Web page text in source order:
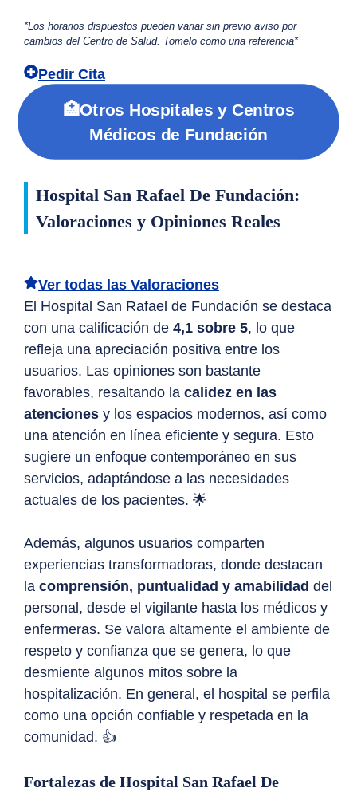
*Los horarios dispuestos pueden variar sin previo aviso por
cambios del Centro de Salud. Tomelo como una referencia*
Pedir Cita
🏥Otros Hospitales y Centros
Médicos de Fundación
Hospital San Rafael De Fundación:
Valoraciones y Opiniones Reales
Ver todas las Valoraciones
El Hospital San Rafael de Fundación se destaca
con una calificación de 4,1 sobre 5, lo que
refleja una apreciación positiva entre los
usuarios. Las opiniones son bastante
favorables, resaltando la calidez en las
atenciones y los espacios modernos, así como
una atención en línea eficiente y segura. Esto
sugiere un enfoque contemporáneo en sus
servicios, adaptándose a las necesidades
actuales de los pacientes. 🌟
Además, algunos usuarios comparten
experiencias transformadoras, donde destacan
la comprensión, puntualidad y amabilidad del
personal, desde el vigilante hasta los médicos y
enfermeras. Se valora altamente el ambiente de
respeto y confianza que se genera, lo que
desmiente algunos mitos sobre la
hospitalización. En general, el hospital se perfila
como una opción confiable y respetada en la
comunidad. 👍
Fortalezas de Hospital San Rafael De